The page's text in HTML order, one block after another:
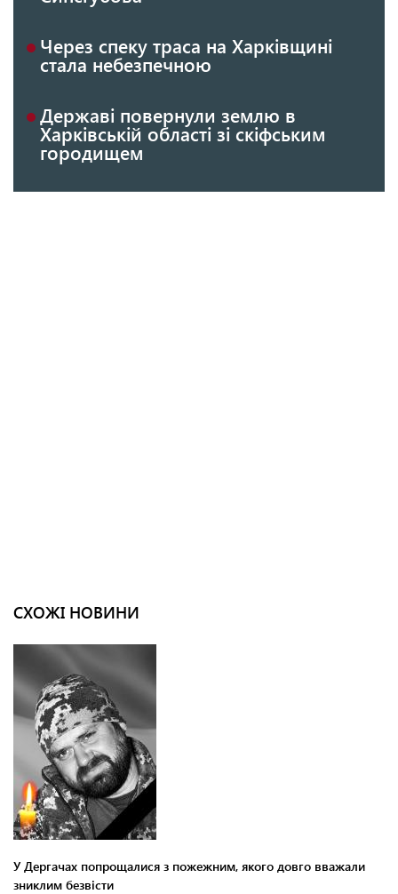
Через спеку траса на Харківщині
стала небезпечною
Державі повернули землю в
Харківській області зі скіфським
городищем
СХОЖІ НОВИНИ
У Дергачах попрощалися з пожежним, якого довго вважали
зниклим безвісти